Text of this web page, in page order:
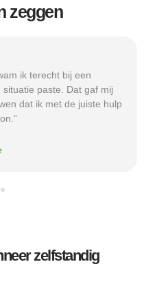
zeggen
ik terecht bij een
paste. Dat gaf mij
dat ik met de juiste hulp
zelfstandig